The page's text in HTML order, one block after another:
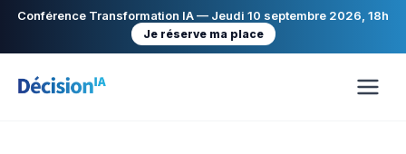
Conférence Transformation IA — Jeudi 10 septembre 2026, 18h
Je réserve ma place